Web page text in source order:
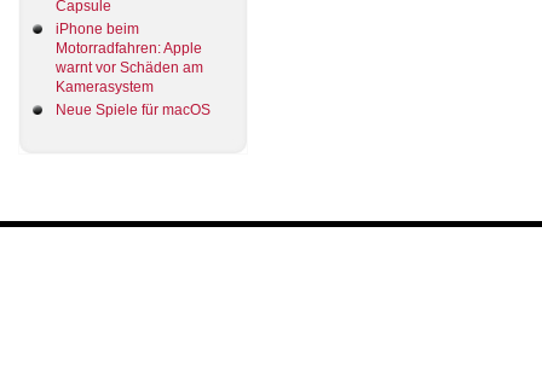
Capsule
iPhone beim
Motorradfahren: Apple
warnt vor Schäden am
Kamerasystem
Neue Spiele für macOS